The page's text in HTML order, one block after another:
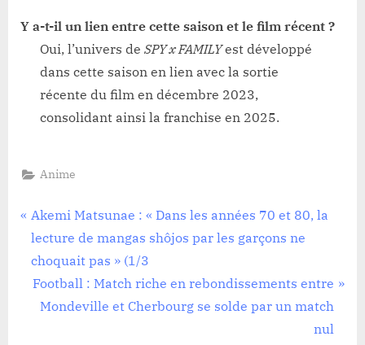
Y a-t-il un lien entre cette saison et le film récent ?
Oui, l’univers de SPY x FAMILYest développé
dans cette saison en lien avec la sortie
récente du film en décembre 2023,
consolidant ainsi la franchise en 2025.
Anime
Navigation
de
l’article
P
r
e
v
Akemi Matsunae : « Dans les années 70 et 80, la
lecture de mangas shôjos par les garçons ne
choquait pas » (1/3
N
Football : Match riche en rebondissements entre
Mondeville et Cherbourg se solde par un match
nul